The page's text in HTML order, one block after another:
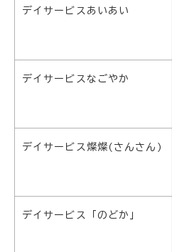
デイサービスあいあい
デイサービスなごやか
デイサービス燦燦(さんさん)
デイサービス「のどか」